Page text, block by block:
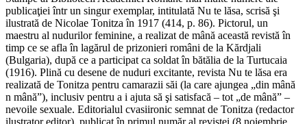
publicaţiei într un singur exemplar, intitulată Nu te lăsa, scrisă şi
ilustrată de Nicolae Tonitza în 1917 (414, p. 86). Pictorul, un
maestru al nudurilor feminine, a realizat de mână această revistă în
timp ce se afla în lagărul de prizonieri români de la Kărdjali
(Bulgaria), după ce a participat ca soldat în bătălia de la Turtucaia
(1916). Plină cu desene de nuduri excitante, revista Nu te lăsa era
realizată de Tonitza pentru camarazii săi (la care ajungea „din mână
n mână”), inclusiv pentru a i ajuta să şi satisfacă – tot „de mână” –
nevoile sexuale. Editorialul cvasiironic semnat de Tonitza (redactor
ilustrator editor), publicat în primul număr al revistei (8 noiembrie